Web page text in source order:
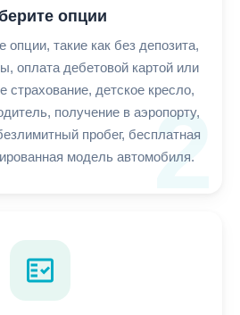
2
опции
такие как без депозита,
оплата дебетовой картой или
страхование, детское кресло,
получение в аэропорту,
пробег, бесплатная
модель автомобиля.
fact_check